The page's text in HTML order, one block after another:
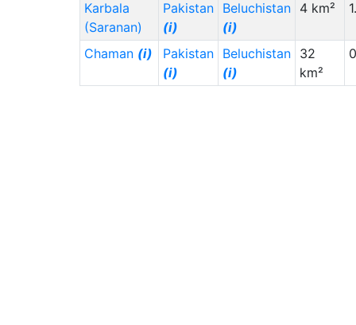
Karbala
(Saranan)
Pakistan
(i)
Beluchistan
(i)
4 km²
Chaman (i)
Pakistan
(i)
Beluchistan
(i)
32
km²